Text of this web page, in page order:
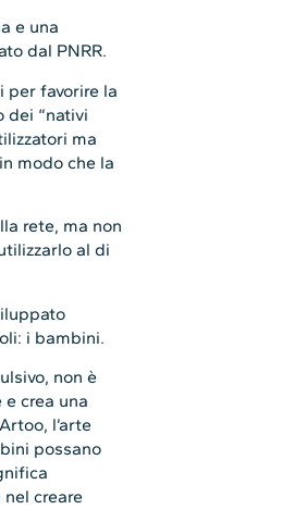
e una
dal PNRR.
per favorire la
dei “nativi
ma
modo che la
rete, ma non
al di
i bambini.
non è
crea una
l’arte
possano
creare